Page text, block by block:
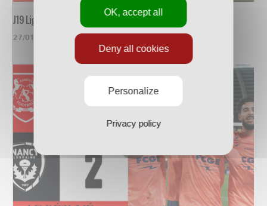
J19 Ligue 2 BKT - Le résumé vidéo de Nancy - Guingamp
27/01/2026
OK, accept all
Deny all cookies
Personalize
Privacy policy